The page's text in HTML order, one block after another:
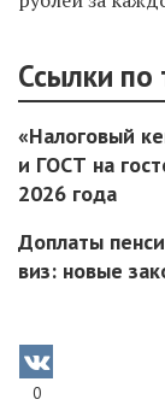
Ссылки по
«Налоговый
и ГОСТ на
2026 года
Доплаты
виз: новые
0